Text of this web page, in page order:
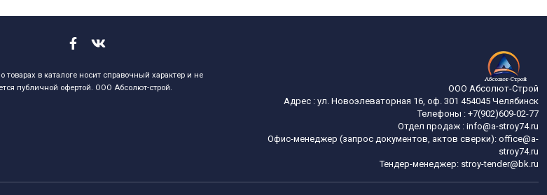
товарах в каталоге носит справочный характер и не
публичной офертой. ООО Абсолют-строй.
ООО Абсолют-Строй
Адрес : ул. Новоэлеваторная 16, оф. 301 454045 Челябинск
Телефоны : +7(902)609-02-77
Отдел продаж : info@a-stroy74.ru
Офис-менеджер (запрос документов, актов сверки): office@a-
stroy74.ru
Тендер-менеджер: stroy-tender@bk.ru